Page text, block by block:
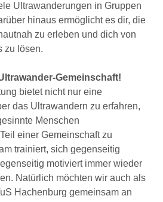
Ultrawanderungen in Gruppen
hinaus ermöglicht es dir, die
zu erleben und dich von
zu lösen.
Gemeinschaft!
bietet nicht nur eine
das Ultrawandern zu erfahren,
Menschen
einer Gemeinschaft zu
trainiert, sich gegenseitig
motiviert immer wieder
Natürlich möchten wir auch als
Hachenburg gemeinsam an